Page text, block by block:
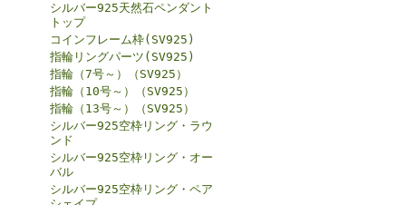
シルバー925天然石ペンダント
トップ
コインフレーム枠(SV925)
指輪リングパーツ(SV925)
指輪（7号～）（SV925）
指輪（10号～）（SV925）
指輪（13号～）（SV925）
シルバー925空枠リング・ラウ
ンド
シルバー925空枠リング・オー
バル
シルバー925空枠リング・ペア